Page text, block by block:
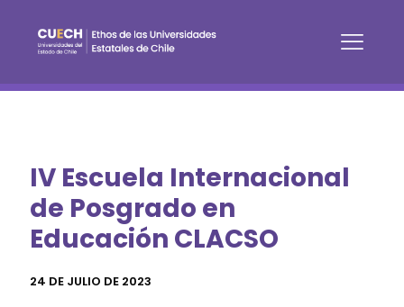
IV Escuela Internacional
de Posgrado en
Educación CLACSO
24 DE JULIO DE 2023